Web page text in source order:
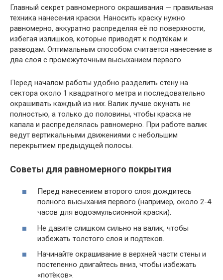
Главный секрет равномерного окрашивания — правильная
техника нанесения краски. Наносить краску нужно
равномерно, аккуратно распределяя её по поверхности,
избегая излишков, которые приводят к подтёкам и
разводам. Оптимальным способом считается нанесение в
два слоя с промежуточным высыханием первого.
Перед началом работы удобно разделить стену на
сектора около 1 квадратного метра и последовательно
окрашивать каждый из них. Валик лучше окунать не
полностью, а только до половины, чтобы краска не
капала и распределялась равномерно. При работе валик
ведут вертикальными движениями с небольшим
перекрытием предыдущей полосы.
Советы для равномерного покрытия
Перед нанесением второго слоя дождитесь
полного высыхания первого (например, около 2-4
часов для водоэмульсионной краски).
Не давите слишком сильно на валик, чтобы
избежать толстого слоя и подтеков.
Начинайте окрашивание в верхней части стены и
постепенно двигайтесь вниз, чтобы избежать
«потёков».